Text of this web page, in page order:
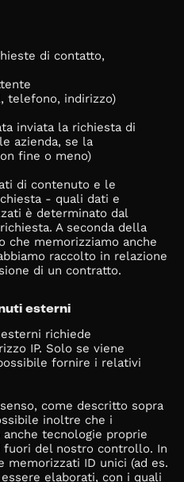
di contatto,
telefono, indirizzo)
inviata la richiesta di
azienda, se la
fine o meno)
di contenuto e le
- quali dati e
è determinato dal
A seconda della
che memorizziamo anche
raccolto in relazione
di un contratto.
esterni
richiede
IP. Solo se viene
fornire i relativi
come descritto sopra
inoltre che i
tecnologie proprie
fuori del nostro controllo. In
memorizzati ID unici (ad es.
elaborati, con i quali